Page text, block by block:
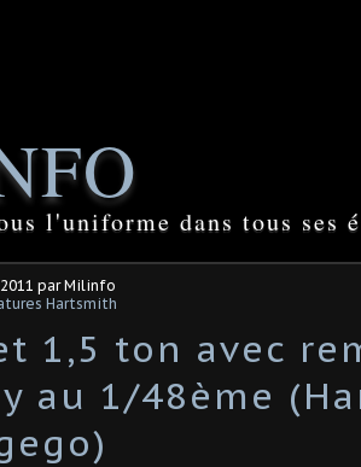
l'uniforme dans tous ses
par Milinfo
Hartsmith
1,5 ton avec
au 1/48ème